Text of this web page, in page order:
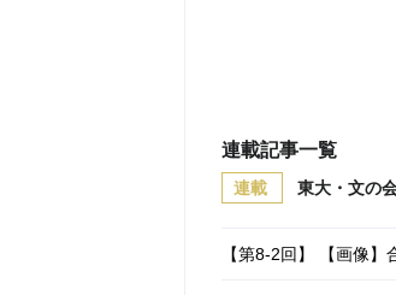
連載記事一覧
連載 東大・文の
【第8-2回】 【画像